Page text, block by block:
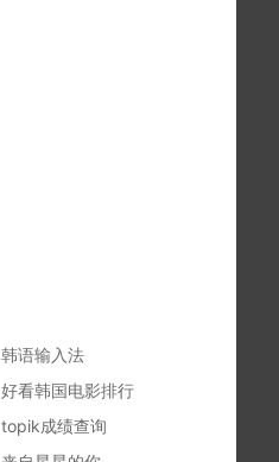
韩语输入法
好看韩国电影排行
topik成绩查询